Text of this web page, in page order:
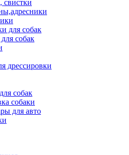
свистки
для собак
собак
дрессировки
собак
собаки
для авто